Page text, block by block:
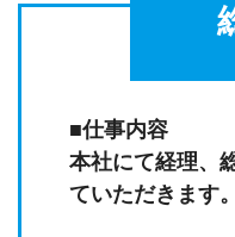
■仕事内容
本社にて経理、
ていただきます。